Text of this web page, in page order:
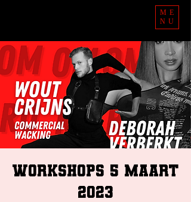
ME
NU
Workshops 5 Maart
2023